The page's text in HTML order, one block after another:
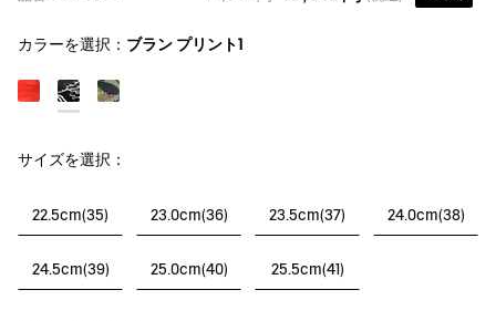
カラーを選択： ブラン プリント1
サイズを選択：
22.5cm(35) 23.0cm(36) 23.5cm(37) 24.0cm(38)
24.5cm(39) 25.0cm(40) 25.5cm(41)